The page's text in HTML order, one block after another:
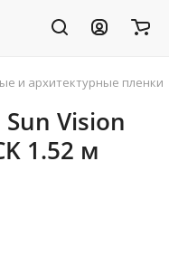
и архитектурные пленки
Vision
1.52 м